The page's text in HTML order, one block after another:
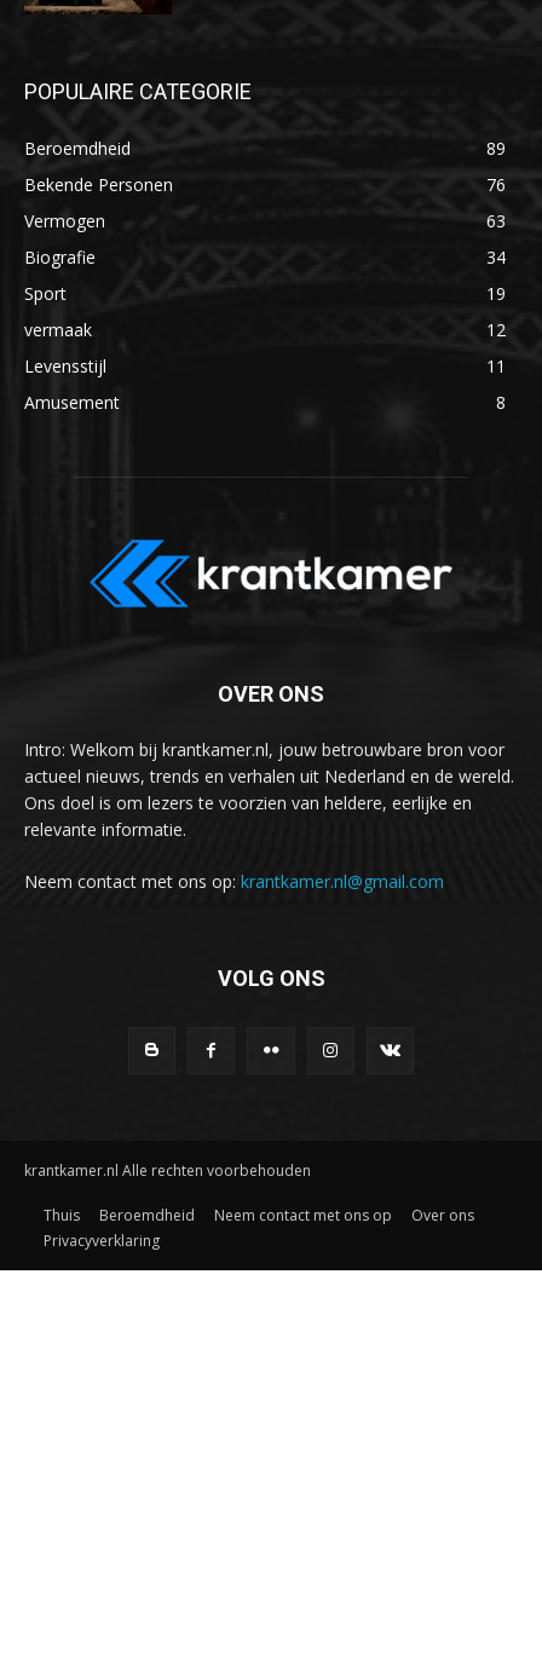
POPULAIRE CATEGORIE
Beroemdheid
89
Bekende Personen
76
Vermogen
63
Biografie
34
Sport
19
vermaak
12
Levensstijl
11
Amusement
8
OVER ONS
Intro: Welkom bij krantkamer.nl, jouw betrouwbare bron voor
actueel nieuws, trends en verhalen uit Nederland en de wereld.
Ons doel is om lezers te voorzien van heldere, eerlijke en
relevante informatie.
Neem contact met ons op: krantkamer.nl@gmail.com
VOLG ONS
krantkamer.nl Alle rechten voorbehouden
Thuis Beroemdheid Neem contact met ons op
Over ons
Privacyverklaring